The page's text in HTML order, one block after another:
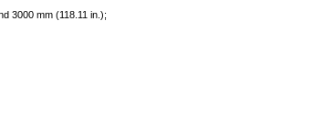
3000 mm (118.11 in.);